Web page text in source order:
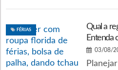
FÉRIAS
Qual a
Entenda
03/08/